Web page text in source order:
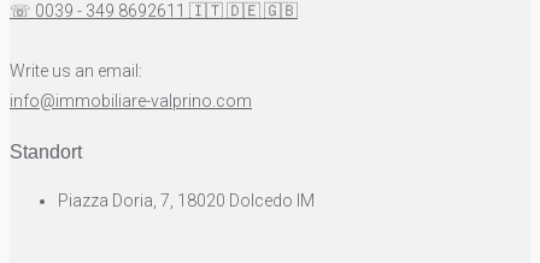
☏ 0039 - 349 8692611 🇮🇹🇩🇪🇬🇧
Write us an email:
info@immobiliare-valprino.com
Standort
Piazza Doria, 7, 18020 Dolcedo IM